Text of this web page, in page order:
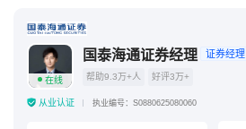
在线
国泰海通证券经理 证券经理
帮助9.3万+人 好评3万+
从业认证 执业编号：S0880625080060